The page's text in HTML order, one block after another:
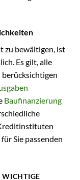
zu bewältigen, ist
Es gilt, alle
Baufinanzierung
Sie passenden
WICHTIGE